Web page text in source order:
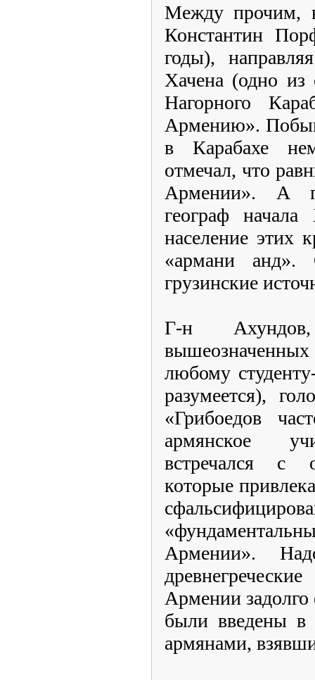
Между прочим,
Константин
годы),
Хачена (одно из
Нагорного
Армению».
в Карабахе
отмечал, что
Армении». А
географ
население этих
«армани
грузинские
Г-н
любому
разумеется),
«Грибоедов
армянское
встречался с
которые
Армении».
Армении
были введены в
армянами,